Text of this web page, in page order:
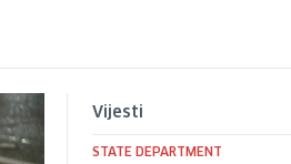
Vijesti
STATE DEPARTMENT